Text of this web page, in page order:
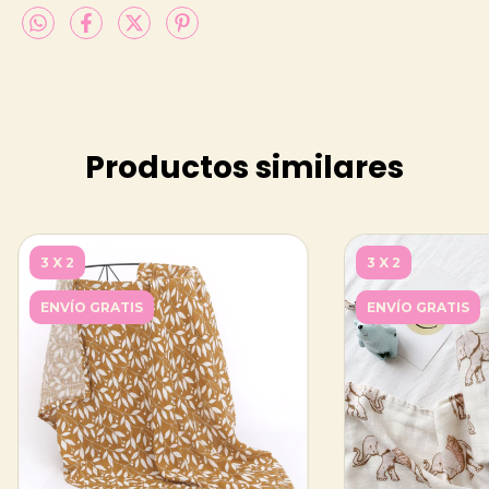
Productos similares
3 X 2
ENVÍO GRATIS
3 X 2
ENVÍO GRATIS